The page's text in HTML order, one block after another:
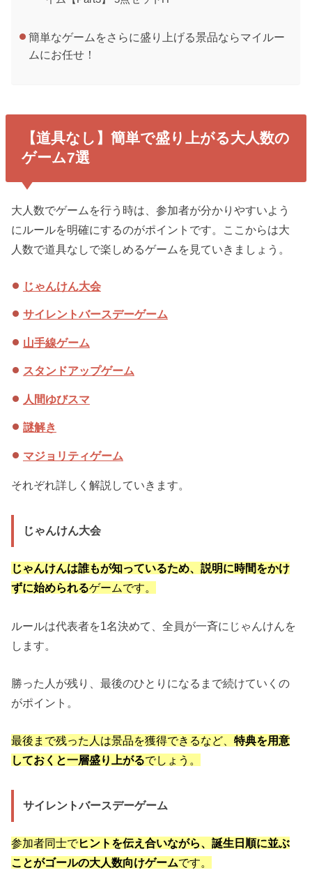
簡単なゲームをさらに盛り上げる景品ならマイルー
ムにお任せ！
【道具なし】簡単で盛り上がる大人数の
ゲーム7選
大人数でゲームを行う時は、参加者が分かりやすいよう
にルールを明確にするのがポイントです。ここからは大
人数で道具なしで楽しめるゲームを見ていきましょう。
じゃんけん大会
サイレントバースデーゲーム
山手線ゲーム
スタンドアップゲーム
人間ゆびスマ
謎解き
マジョリティゲーム
それぞれ詳しく解説していきます。
じゃんけん大会
じゃんけんは誰もが知っているため、説明に時間をかけ
ずに始められるゲームです。
ルールは代表者を1名決めて、全員が一斉にじゃんけんを
します。
勝った人が残り、最後のひとりになるまで続けていくの
がポイント。
最後まで残った人は景品を獲得できるなど、特典を用意
しておくと一層盛り上がるでしょう。
サイレントバースデーゲーム
参加者同士でヒントを伝え合いながら、誕生日順に並ぶ
ことがゴールの大人数向けゲームです。